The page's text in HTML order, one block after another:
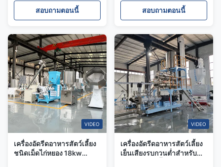
สอบถามตอนนี้
สัตว์เลี้ยง
สอบถามตอนนี้
VIDEO
เครื่องอัดรีดอาหารสัตว์เลี้ยง
ชนิดเม็ดไก่หยอง 18kw
VIDEO
เครื่องอัดรีดอาหารสัตว์เลี้ยง
เย็นเสียงรบกวนต่ำสำหรับ